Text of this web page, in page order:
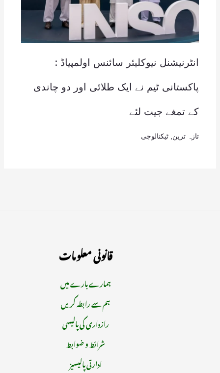
انٹرنیشنل نیوکلیئر سائنس اولمپیاڈ :
پاکستانی ٹیم نے ایک طلائی اور دو چاندی
کے تمغے جیت لئے
تازہ ترین ٹیکنالوجی
قانونی معلومات
ہمارے بارے میں
ہم سے رابطہ کریں
رازداری کی پالیسی
شرائط و ضوابط
ادارتی پالیسیز